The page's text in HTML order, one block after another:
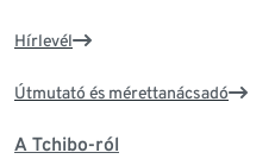
Hírlevél
Útmutató és mérettanácsadó
A Tchibo-ról